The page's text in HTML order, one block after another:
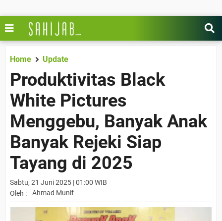
Home Update
Produktivitas Black
White Pictures
Menggebu, Banyak Anak
Banyak Rejeki Siap
Tayang di 2025
Sabtu, 21 Juni 2025 | 01:00 WIB
Oleh :
Ahmad Munif